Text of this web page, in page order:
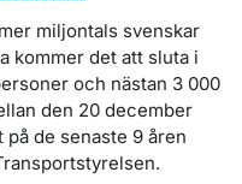
miljontals svenskar
kommer det att sluta i
och nästan 3 000
den 20 december
de senaste 9 åren